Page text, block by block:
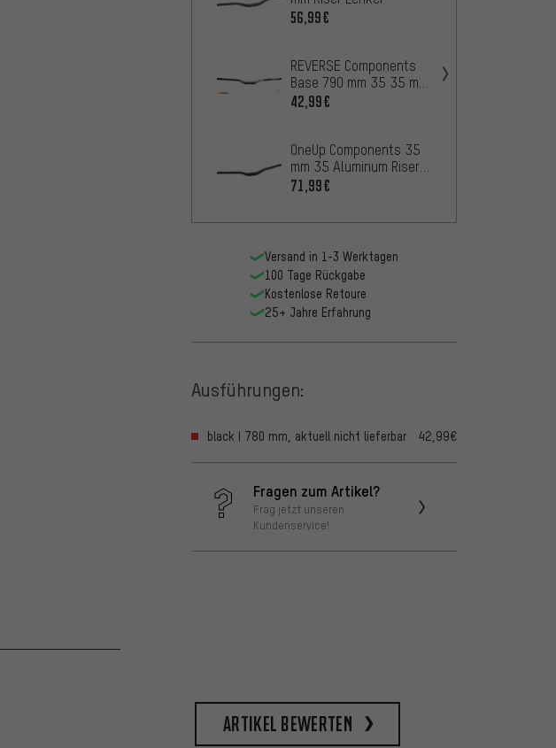
56,99€
REVERSE Components
Base 790 mm 35 35 mm
Lenker
42,99€
OneUp Components 35
mm 35 Aluminum Riser
Lenker
71,99€
Versand in 1-3 Werktagen
100 Tage Rückgabe
Kostenlose Retoure
25+ Jahre Erfahrung
Ausführungen:
black | 780 mm, aktuell nicht lieferbar 42,99€
Fragen zum Artikel?
Frag jetzt unseren
Kundenservice!
Artikel bewerten